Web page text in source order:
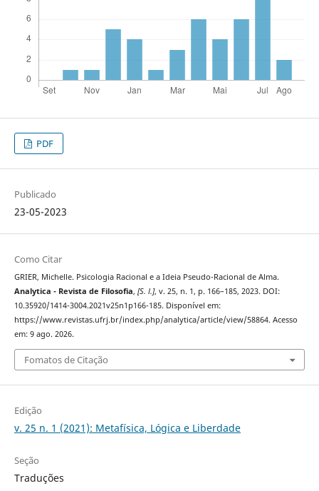
PDF
Publicado
23-05-2023
Como Citar
GRIER, Michelle. Psicologia Racional e a Ideia Pseudo-Racional de Alma.
Analytica - Revista de Filosofia, [S. l.], v. 25, n. 1, p. 166–185, 2023. DOI:
10.35920/1414-3004.2021v25n1p166-185. Disponível em:
https://www.revistas.ufrj.br/index.php/analytica/article/view/58864. Acesso
em: 9 ago. 2026.
Fomatos de Citação
Edição
v. 25 n. 1 (2021): Metafísica, Lógica e Liberdade
Seção
Traduções